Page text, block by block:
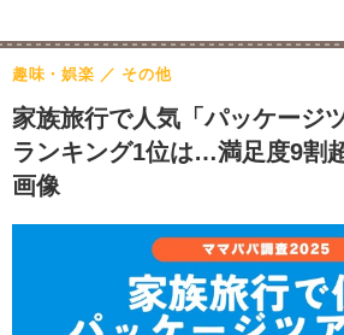
家族旅行で人気「パッケージ
ランキング1位は…満足度9割
画像
趣味・娯楽 その他